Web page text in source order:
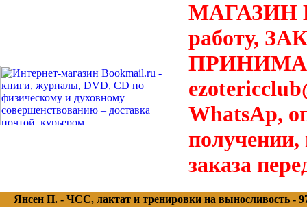
МАГАЗИН
работу,
WhatsAp,
получении,
заказа
Янсен П. - ЧСС, лактат и тренировки на выносливость -